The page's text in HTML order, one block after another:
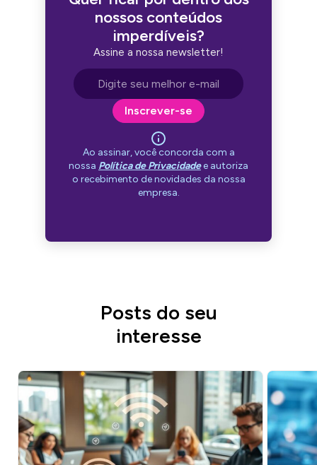
nossos conteúdos
imperdíveis?
Assine a nossa newsletter!
Endereço de e-mail
Inscrever-se
Ao assinar, você concorda com a
nossa Política de Privacidadee autoriza
o recebimento de novidades da nossa
empresa.
Posts do seu
interesse